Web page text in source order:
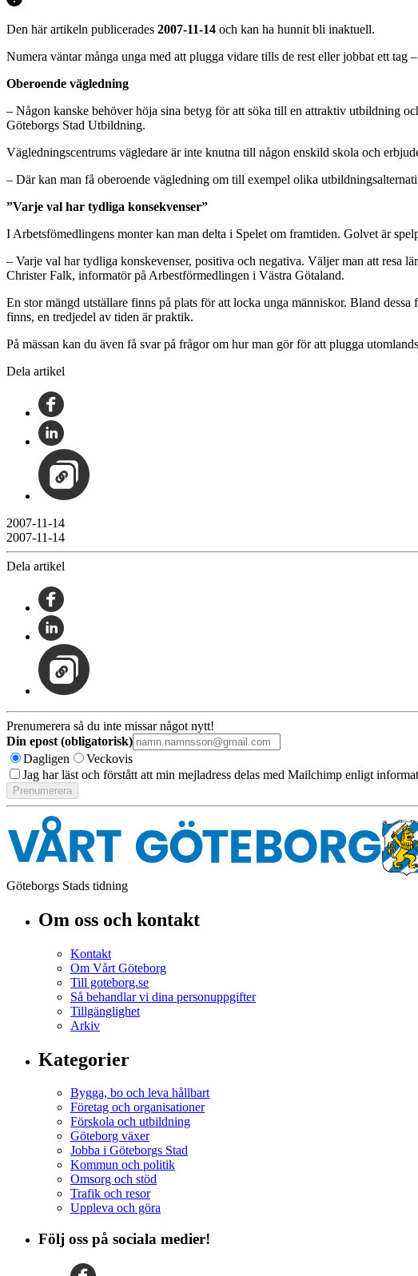
Den här artikeln publicerades 2007-11-14 och kan ha hunnit bli inaktuell.
Numera väntar många unga med att plugga vidare tills de rest eller jobbat ett
Oberoende vägledning
– Någon kanske behöver höja sina betyg för att söka till en attraktiv utbildning
Göteborgs Stad Utbildning.
Vägledningscentrums vägledare är inte knutna till någon enskild skola och
– Där kan man få oberoende vägledning om till exempel olika
”Varje val har tydliga konsekvenser”
I Arbetsfömedlingens monter kan man delta i Spelet om framtiden. Golvet är
– Varje val har tydliga konskevenser, positiva och negativa. Väljer man att resa
Christer Falk, informatör på Arbestförmedlingen i Västra Götaland.
En stor mängd utställare finns på plats för att locka unga människor. Bland
finns, en tredjedel av tiden är praktik.
På mässan kan du även få svar på frågor om hur man gör för att plugga
Dela artikel
2007-11-14
2007-11-14
Dela artikel
Prenumerera så du inte missar något nytt!
Din epost (obligatorisk)
Dagligen
Veckovis
Jag har läst och förstått att min mejladress delas med Mailchimp enligt
Göteborgs Stads tidning
Om oss och kontakt
Kontakt
Om Vårt Göteborg
Till goteborg.se
Så behandlar vi dina personuppgifter
Tillgänglighet
Arkiv
Kategorier
Bygga, bo och leva hållbart
Företag och organisationer
Förskola och utbildning
Göteborg växer
Jobba i Göteborgs Stad
Kommun och politik
Omsorg och stöd
Trafik och resor
Uppleva och göra
Följ oss på sociala medier!